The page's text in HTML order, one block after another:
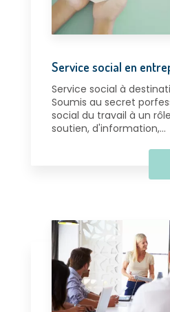
Service social en
Service social à
Soumis au secret
social du travail à un
soutien, d'information,...